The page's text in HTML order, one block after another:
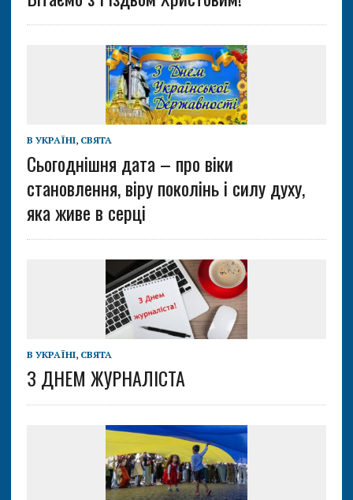
В УКРАЇНІ, СВЯТА
Сьогоднішня дата – про віки
становлення, віру поколінь і силу духу,
яка живе в серці
В УКРАЇНІ, СВЯТА
З ДНЕМ ЖУРНАЛІСТА